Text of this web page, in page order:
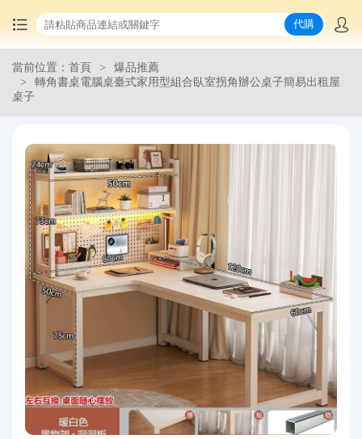
首頁
集運服務
爆品推薦
查詢運單
最新公告
物流資訊
代購問答
關於我們
代購
當前位置：首頁
爆品推薦
轉角書桌電腦桌臺式家用型組合臥室拐角辦公桌子簡易出租屋
桌子